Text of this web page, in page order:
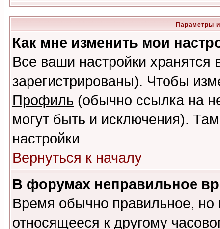
Параметры
Как мне изменить мои
Все ваши настройки
зарегистрированы). Чтобы
Профиль (обычно ссылка на
могут быть и исключения).
настройки
Вернуться к началу
В форумах неправильное
Время обычно правильное,
относящееся к другому